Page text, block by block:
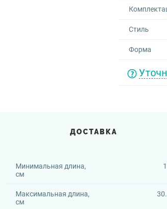
Стиль
Форма
ДОСТАВКА
Минимальная длина,
см
Максимальная длина,
см